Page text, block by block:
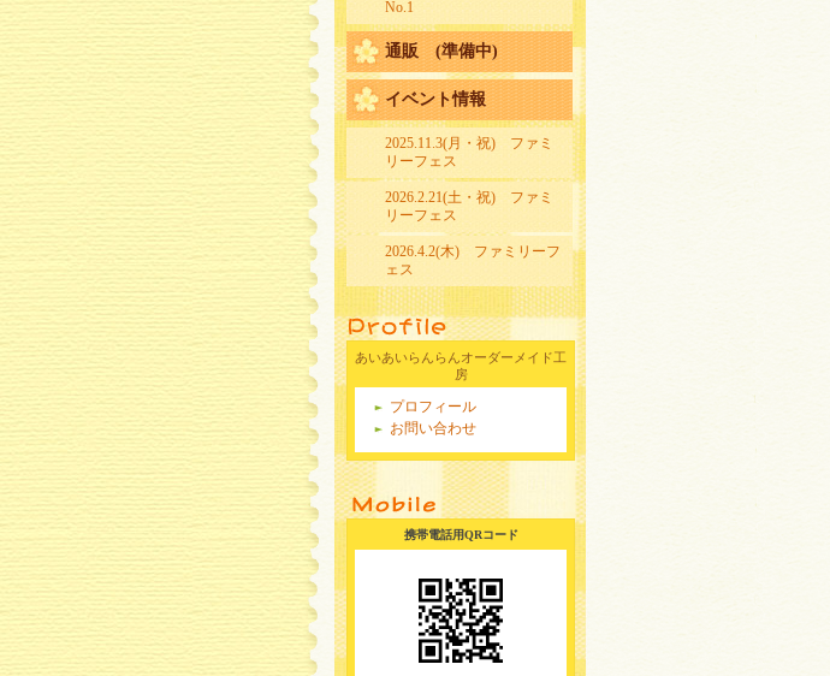
No.1
通販 (準備中)
イベント情報
2025.11.3(月・祝) ファミ
リーフェス
2026.2.21(土・祝) ファミ
リーフェス
2026.4.2(木) ファミリーフ
ェス
あいあいらんらんオーダーメイド工
房
プロフィール
お問い合わせ
携帯電話用QRコード